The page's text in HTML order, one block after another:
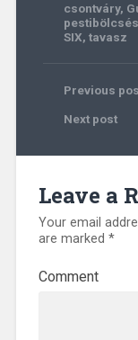
csontváry,
SIX, tavasz
Previous
Next post
Leave a
Your email
are marked *
Comment